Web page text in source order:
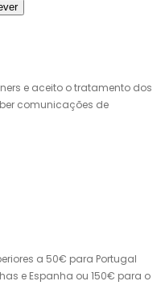
e aceito o tratamento dos
comunicações de
a 50€ para Portugal
e Espanha ou 150€ para o